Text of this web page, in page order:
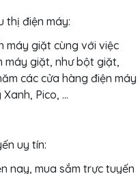
thị điện máy:
máy giặt cùng với việc
máy giặt, như bột giặt,
các cửa hàng điện máy
Pico, ...
uy tín:
nay, mua sắm trực tuyến